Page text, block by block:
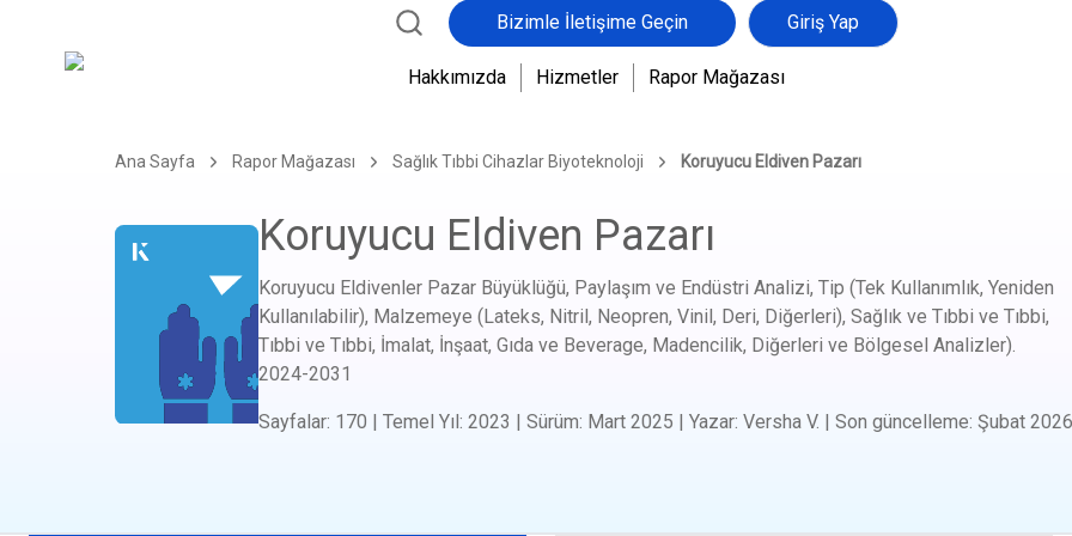
Bizimle İletişime Geçin Giriş Yap
Hakkımızda Hizmetler Rapor Mağazası
Ana Sayfa Rapor Mağazası Sağlık Tıbbi Cihazlar Biyoteknoloji Koruyucu Eldiven Pazarı
Koruyucu Eldiven Pazarı
Koruyucu Eldivenler Pazar Büyüklüğü, Paylaşım ve Endüstri Analizi, Tip (Tek Kullanımlık, Yeniden
Kullanılabilir), Malzemeye (Lateks, Nitril, Neopren, Vinil, Deri, Diğerleri), Sağlık ve Tıbbi ve Tıbbi,
Tıbbi ve Tıbbi, İmalat, İnşaat, Gıda ve Beverage, Madencilik, Diğerleri ve Bölgesel Analizler).
2024-2031
Sayfalar: 170 | Temel Yıl: 2023 | Sürüm: Mart 2025 | Yazar: Versha V. | Son güncelleme: Şubat 2026